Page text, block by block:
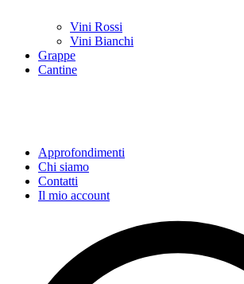
Vini Rossi
Vini Bianchi
Grappe
Cantine
Approfondimenti
Chi siamo
Contatti
Il mio account